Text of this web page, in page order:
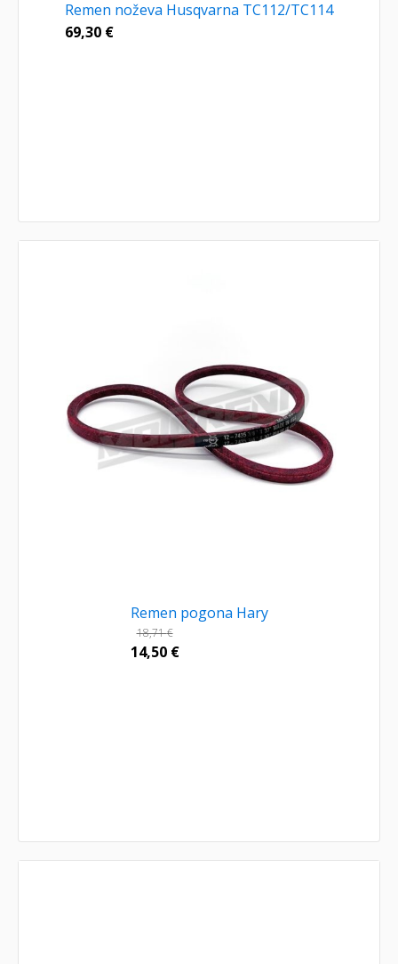
Remen noževa Husqvarna TC112/TC114
69,30 €
Remen pogona Hary
18,71€
14,50 €